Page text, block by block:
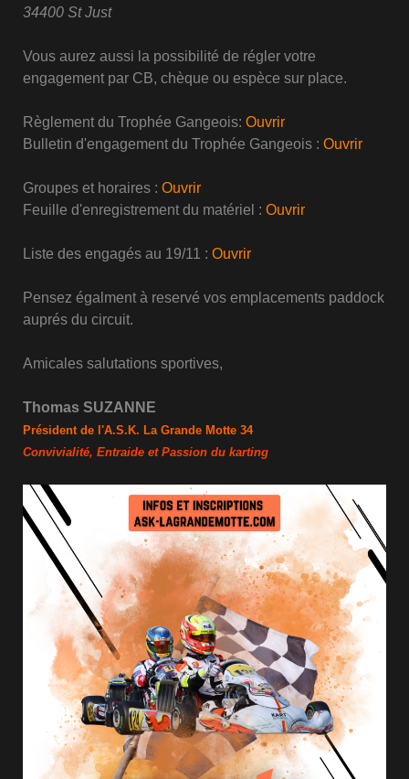
34400 St Just
Vous aurez aussi la possibilité de régler votre
engagement par CB, chèque ou espèce sur place.
Règlement du Trophée Gangeois: Ouvrir
Bulletin d'engagement du Trophée Gangeois : Ouvrir
Groupes et horaires : Ouvrir
Feuille d'enregistrement du matériel : Ouvrir
Liste des engagés au 19/11 : Ouvrir
Pensez égalment à reservé vos emplacements paddock
auprés du circuit.
Amicales salutations sportives,
Thomas SUZANNE
Président de l'A.S.K. La Grande Motte 34
Convivialité, Entraide et Passion du karting